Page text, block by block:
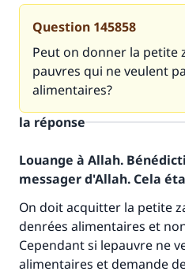
Question 145858
Peut on donner la petite
pauvres qui ne veulent
alimentaires?
la réponse
Louange à Allah.
messager d'Allah. Cela
On doit acquitter la petite
denrées alimentaires et
Cependant si lepauvre ne
alimentaires et demande